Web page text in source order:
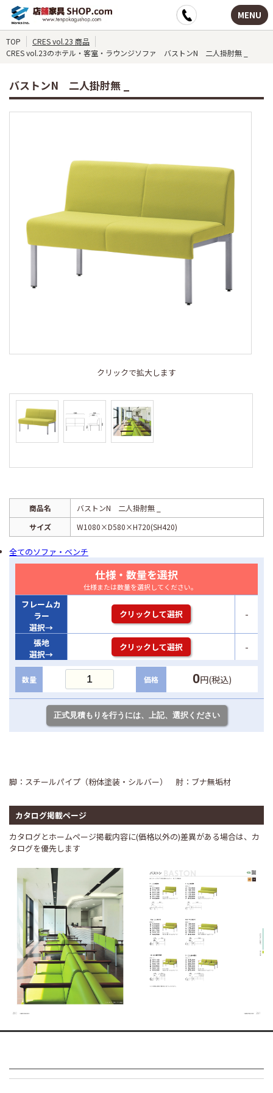
MENU
TOP
CRES vol.23 商品
CRES vol.23のホテル・客室・ラウンジソファ バストンN 二人掛肘無 _
バストンN 二人掛肘無 _
クリックで拡大します
商品名
バストンN 二人掛肘無 _
サイズ
W1080×D580×H720(SH420)
全てのソファ・ベンチ
仕様・数量を選択
仕様または数量を選択してください。
フレームカ
ラー
選択→
クリックして選択 -
張地
選択→
クリックして選択 -
数量 価格 0円(税込)
脚：スチールパイプ（粉体塗装・シルバー） 肘：ブナ無垢材
カタログ掲載ページ
カタログとホームページ掲載内容に(価格以外の)差異がある場合は、カ
タログを優先します